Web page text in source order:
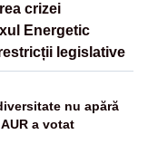
crizei
Energetic
legislative
nu apără
a votat